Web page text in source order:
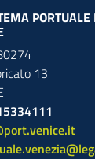
13